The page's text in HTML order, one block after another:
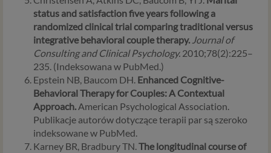
status and satisfaction five years following a
randomized clinical trial comparing traditional versus
integrative behavioral couple therapy. Journal of
Consulting and Clinical Psychology. 2010;78(2):225–
235. (Indeksowana w PubMed.)
Epstein NB, Baucom DH. Enhanced Cognitive-
Behavioral Therapy for Couples: A Contextual
Approach. American Psychological Association.
Publikacje autorów dotyczące terapii par są szeroko
indeksowane w PubMed.
Karney BR, Bradbury TN.The longitudinal course of
materiały na ten temat w Psychorada.pl to możemy
Ci wyświetlić reklamę na podobny temat).
Twoja dobrowolna zgoda. Aby móc pokazać
interesujące Cię oferty reklamowe (np. produktu lub
usługi, których możesz potrzebować) reklamodawcy
i ich przedstawiciele muszą mieć możliwość
przetwarzania Twoich danych. Udzielenie takiej
zgody jest całkowicie dobrowolne, i jeśli nie chcesz,
nie musisz jej udzielać. Dzięki naszemu rozwiązaniu
masz również możliwość ograniczenia zakresu lub
zmiany zgody w dowolnym momencie.